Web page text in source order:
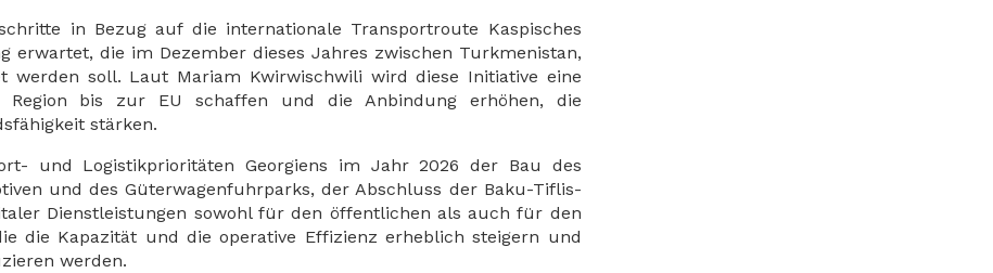
in Bezug auf die internationale Transportroute Kaspisches
erwartet, die im Dezember dieses Jahres zwischen Turkmenistan,
werden soll. Laut Mariam Kwirwischwili wird diese Initiative eine
Region bis zur EU schaffen und die Anbindung erhöhen, die
stärken.
und Logistikprioritäten Georgiens im Jahr 2026 der Bau des
und des Güterwagenfuhrparks, der Abschluss der Baku-Tiflis-
Dienstleistungen sowohl für den öffentlichen als auch für den
die Kapazität und die operative Effizienz erheblich steigern und
werden.